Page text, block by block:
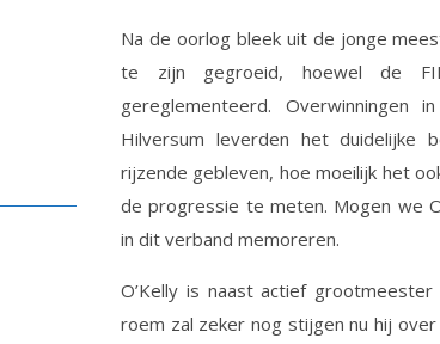
Na de oorlog bleek uit de jonge
te zijn gegroeid, hoewel de
gereglementeerd.
Hilversum leverden het duidelijke
rijzende gebleven, hoe moeilijk het
de progressie te meten. Mogen we
in dit verband memoreren.
O’Kelly is naast actief grootmeester
roem zal zeker nog stijgen nu hij